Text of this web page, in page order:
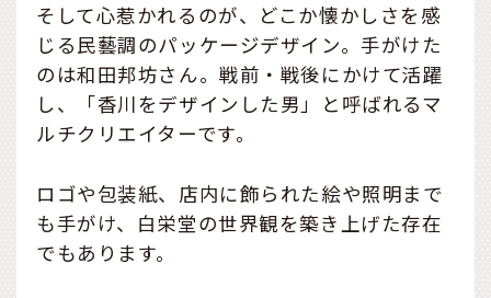
そして心惹かれるのが、どこか懐かしさを感
じる民藝調のパッケージデザイン。手がけた
のは和田邦坊さん。戦前・戦後にかけて活躍
し、「香川をデザインした男」と呼ばれるマ
ルチクリエイターです。
ロゴや包装紙、店内に飾られた絵や照明まで
も手がけ、白栄堂の世界観を築き上げた存在
でもあります。